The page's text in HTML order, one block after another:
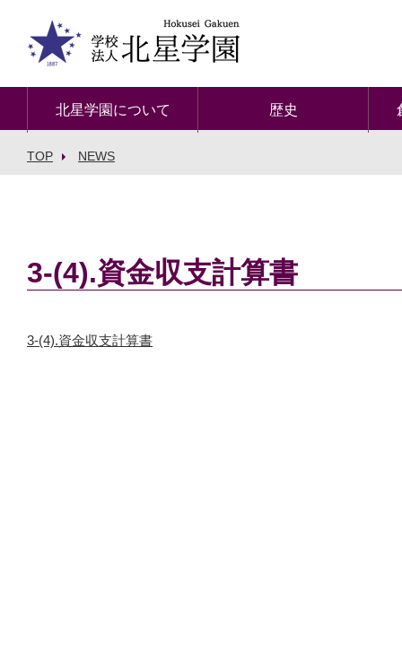
北星学園について 歴史
TOP NEWS
3-(4).資金収支計算書
3-(4).資金収支計算書